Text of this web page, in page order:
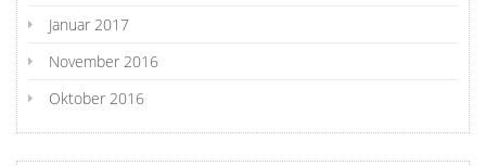
Januar 2017
November 2016
Oktober 2016